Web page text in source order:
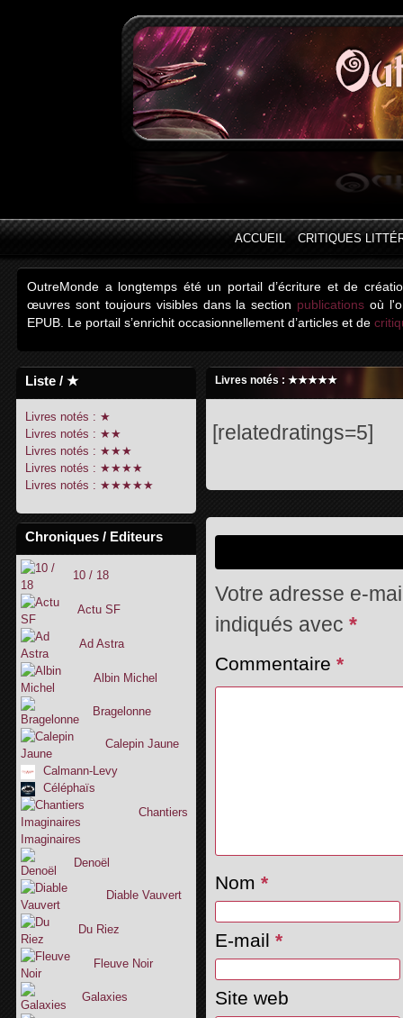
ACCUEIL CRITIQUES
Livres notés : ★★★★★
[relatedratings=5]
Votre adresse e-
indiqués avec *
Commentaire *
Nom *
E-mail *
Site web
Liste / ★
Livres notés : ★
Livres notés : ★★
Livres notés : ★★★
Livres notés : ★★★★
Livres notés : ★★★★★
Chroniques / Editeurs
10 / 18
Actu SF
Ad Astra
Albin Michel
Bragelonne
Calepin Jaune
Calmann-Levy
Céléphaïs
Chantiers
Imaginaires
Denoël
Diable Vauvert
Du Riez
Fleuve Noir
Galaxies
OutreMonde a longtemps été un portail d’écriture et de
œuvres sont toujours visibles dans la section publications où
EPUB. Le portail s’enrichit occasionnellement d’articles et de